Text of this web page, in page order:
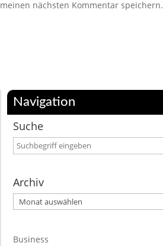
meinen nächsten Kommentar speichern.
Navigation
Suche
Archiv
Archiv
Business